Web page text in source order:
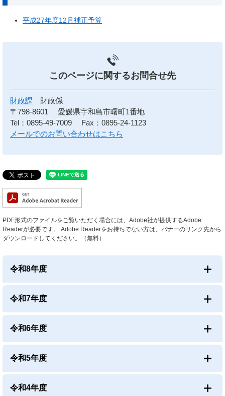
平成27年度12月補正予算
このページに関するお問合せ先
財政課
財政係
〒798-8601
愛媛県宇和島市曙町1番地
Tel：0895-49-7009
Fax：0895-24-1123
メールでのお問い合わせはこちら
PDF形式のファイルをご覧いただく場合には、Adobe社が提供するAdobe
Readerが必要です。
Adobe Readerをお持ちでない方は、バナーのリンク先から
ダウンロードしてください。（無料）
令和8年度
令和7年度
令和6年度
令和5年度
令和4年度